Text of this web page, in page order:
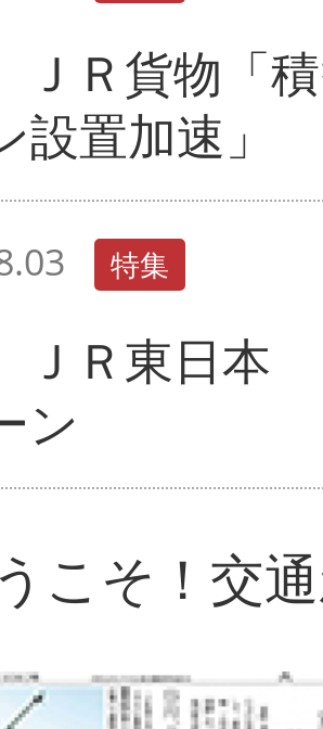
Ｒ貨物「
設置加速」
特集
Ｒ東日本
ン
こそ！交